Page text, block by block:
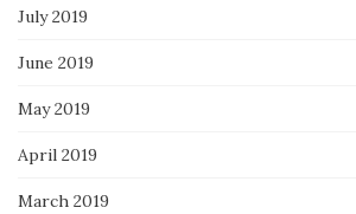
July 2019
June 2019
May 2019
April 2019
March 2019